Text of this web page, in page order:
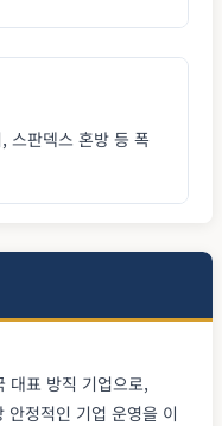
스판덱스 혼방 등 폭
대표 방직 기업으로,
정적인 기업 운영을 이